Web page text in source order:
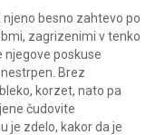
besno zahtevo po
zagrizenimi v tenko
njegove poskuse
Brez
korzet, nato pa
čudovite
je zdelo, kakor da je